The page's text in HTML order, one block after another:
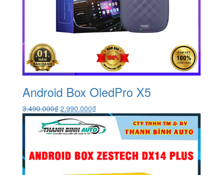
Android Box OledPro X5
3.490.000₫ Giá
gốc
là:
3.490.000₫.
2.990.000₫Giá
hiện
tại